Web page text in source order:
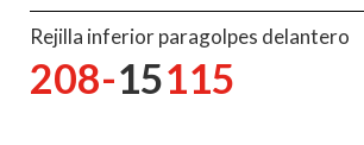
Rejilla inferior paragolpes delantero
208-15115